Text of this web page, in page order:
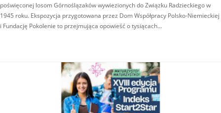
poświęconej losom Górnoślązaków wywiezionych do Związku Radzieckiego w
1945 roku. Ekspozycja przygotowana przez Dom Współpracy Polsko-Niemieckiej
i Fundację Pokolenie to przejmująca opowieść o tysiącach…